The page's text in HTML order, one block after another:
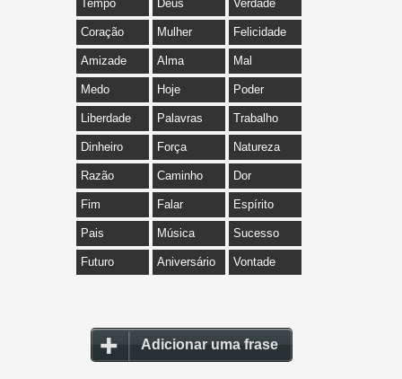
Tempo Deus Verdade
Coração Mulher Felicidade
Amizade Alma Mal
Medo Hoje Poder
Liberdade Palavras Trabalho
Dinheiro Força Natureza
Razão Caminho Dor
Fim Falar Espírito
Pais Música Sucesso
Futuro Aniversário Vontade
Adicionar uma frase